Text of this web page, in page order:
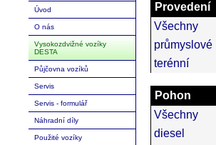
Úvod
O nás
Vysokozdvižné vozíky
DESTA
Půjčovna vozíků
Servis
Servis - formulář
Náhradní díly
Použité vozíky
Provedení
Všechny
průmyslové
terénní
Pohon
Všechny
diesel